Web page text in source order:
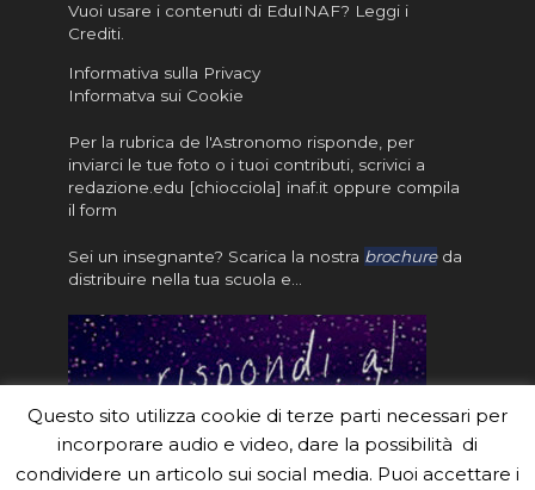
Vuoi usare i contenuti di EduINAF? Leggi i
Crediti.
Informativa sulla Privacy
Informatva sui Cookie
Per la rubrica de l'Astronomo risponde, per
inviarci le tue foto o i tuoi contributi, scrivici a
redazione.edu [chiocciola] inaf.it oppure compila
il form
Sei un insegnante? Scarica la nostra brochureda
distribuire nella tua scuola e…
Questo sito utilizza cookie di terze parti necessari per
incorporare audio e video, dare la possibilità di
condividere un articolo sui social media. Puoi accettare i